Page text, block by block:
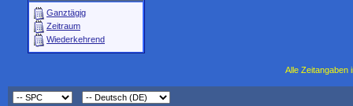
Ganztägig
Zeitraum
Wiederkehrend
Alle Zeitangaben